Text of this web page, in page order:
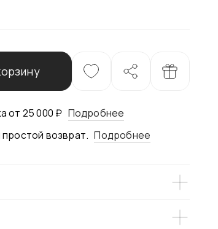
от 25 000 ₽ Подробнее
возврат. Подробнее
гардероба. Он выделяет